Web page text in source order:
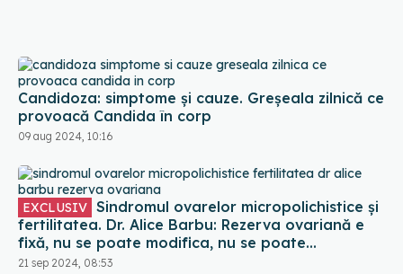
Candidoza: simptome și cauze. Greșeala zilnică ce
provoacă Candida în corp
09 aug 2024, 10:16
EXCLUSIV
fertilitatea. Dr. Alice Barbu: Rezerva ovariană e
fixă, nu se poate modifica, nu se poate
îmbunătăți
21 sep 2024, 08:53